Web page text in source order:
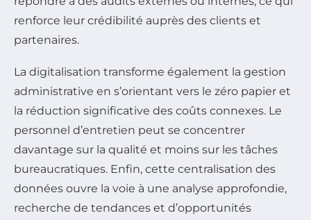
renforce leur crédibilité auprès des clients et
partenaires.
La digitalisation transforme également la gestion
administrative en s’orientant vers le zéro papier et
la réduction significative des coûts connexes. Le
personnel d’entretien peut se concentrer
davantage sur la qualité et moins sur les tâches
bureaucratiques. Enfin, cette centralisation des
données ouvre la voie à une analyse approfondie,
recherche de tendances et d’opportunités